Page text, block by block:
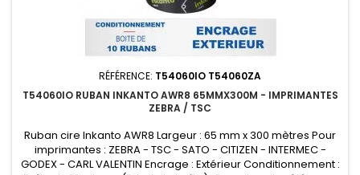
RÉFÉRENCE: T54060IO T54060ZA
T54060IO RUBAN INKANTO AWR8 65MMX300M - IMPRIMANTES
ZEBRA / TSC
Ruban cire Inkanto AWR8 Largeur : 65 mm x 300 mètres Pour
imprimantes : ZEBRA - TSC - SATO - CITIZEN - INTERMEC -
GODEX - CARL VALENTIN Encrage : Extérieur Conditionnement :